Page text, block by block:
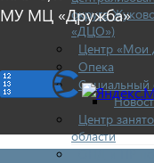
округа
«ДЦО»)
Центр «Мои
Опека
Социальный
Центр
области
ОНД и ПР по
МУ МЦ «Дружба»